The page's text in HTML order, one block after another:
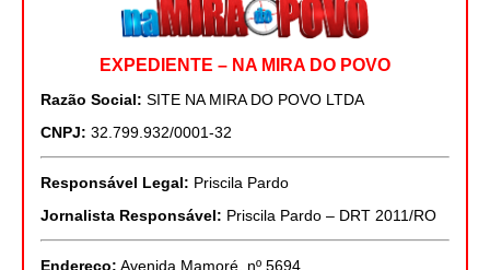
EXPEDIENTE – NA MIRA DO POVO
Razão Social: SITE NA MIRA DO POVO LTDA
CNPJ: 32.799.932/0001-32
Responsável Legal: Priscila Pardo
Jornalista Responsável: Priscila Pardo – DRT 2011/RO
Endereço: Avenida Mamoré, nº 5694